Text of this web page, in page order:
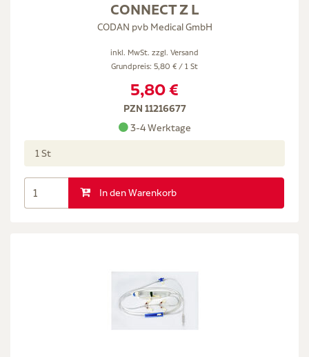
CONNECT Z L
CODAN pvb Medical GmbH
inkl. MwSt. zzgl. Versand
Grundpreis: 5,80 € / 1 St
5,80 €
PZN 11216677
3-4 Werktage
1 St
In den Warenkorb